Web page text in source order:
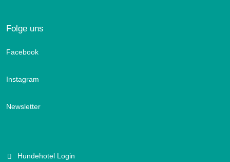
Folge uns
Facebook
Instagram
Newsletter
Hundehotel Login